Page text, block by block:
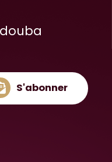
S'abonner